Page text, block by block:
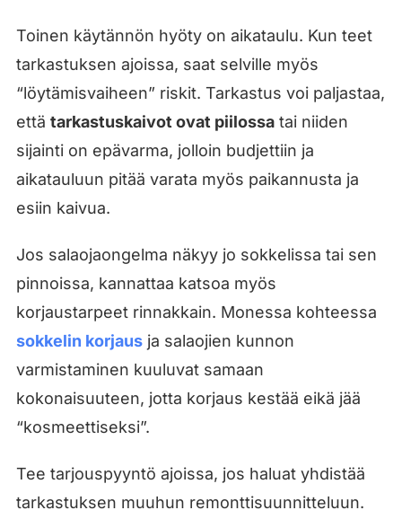
Toinen käytännön hyöty on aikataulu. Kun teet
tarkastuksen ajoissa, saat selville myös
“löytämisvaiheen” riskit. Tarkastus voi paljastaa,
että tarkastuskaivot ovat piilossatai niiden
sijainti on epävarma, jolloin budjettiin ja
aikatauluun pitää varata myös paikannusta ja
esiin kaivua.
Jos salaojaongelma näkyy jo sokkelissa tai sen
pinnoissa, kannattaa katsoa myös
korjaustarpeet rinnakkain. Monessa kohteessa
sokkelin korjausja salaojien kunnon
varmistaminen kuuluvat samaan
kokonaisuuteen, jotta korjaus kestää eikä jää
“kosmeettiseksi”.
Tee tarjouspyyntö ajoissa, jos haluat yhdistää
tarkastuksen muuhun remonttisuunnitteluun.